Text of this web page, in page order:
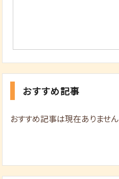
おすすめ記事
おすすめ記事は現在ありません